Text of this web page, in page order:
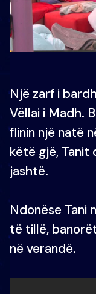
Një zarf i
Vëllai i Madh.
flinin një natë
këtë gjë, Tanit
jashtë.
Ndonëse Tani
të tillë,
në verandë.